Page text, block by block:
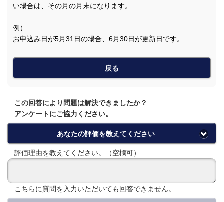
い場合は、その月の月末になります。
例）
お申込み日が5月31日の場合、6月30日が更新日です。
戻る
この回答により問題は解決できましたか？
アンケートにご協力ください。
あなたの評価を教えてください
評価理由を教えてください。（空欄可）
こちらに質問を入力いただいても回答できません。